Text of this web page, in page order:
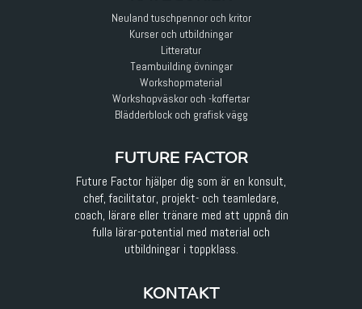
Neuland tuschpennor och kritor
Kurser och utbildningar
Litteratur
Teambuilding övningar
Workshopmaterial
Workshopväskor och -koffertar
Blädderblock och grafisk vägg
FUTURE FACTOR
Future Factor hjälper dig som är en konsult,
chef, facilitator, projekt- och teamledare,
coach, lärare eller tränare med att uppnå din
fulla lärar-potential med material och
utbildningar i toppklass.
KONTAKT